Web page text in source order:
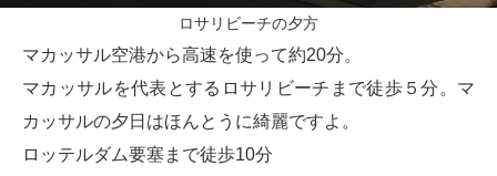
ロサリビーチの夕方
マカッサル空港から高速を使って約20分。
マカッサルを代表とするロサリビーチまで徒歩５分。マ
カッサルの夕日はほんとうに綺麗ですよ。
ロッテルダム要塞まで徒歩10分